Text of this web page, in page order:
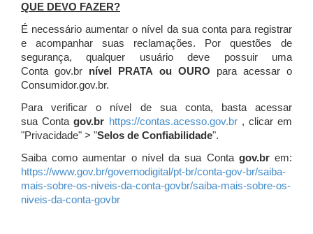
QUE DEVO FAZER?
É necessário aumentar o nível da sua conta para registrar
e acompanhar suas reclamações. Por questões de
segurança, qualquer usuário deve possuir uma
Conta gov.br nível PRATA ou OURO para acessar o
Consumidor.gov.br.
Para verificar o nível de sua conta, basta acessar
sua Contagov.br https://contas.acesso.gov.br, clicar em
"Privacidade" > "Selos de Confiabilidade".
Saiba como aumentar o nível da sua Conta gov.brem:
https://www.gov.br/governodigital/pt-br/conta-gov-br/saiba-
mais-sobre-os-niveis-da-conta-govbr/saiba-mais-sobre-os-
niveis-da-conta-govbr